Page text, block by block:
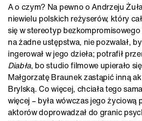
A o czym? Na pewno o Andrzeju
niewielu polskich reżyserów, który
się w stereotyp bezkompromisowego
na żadne ustępstwa, nie pozwalał,
ingerował w jego dzieła; potrafił
Diabła, bo studio filmowe upierało
Małgorzatę Braunek zastąpić inną
Brylską. Co więcej, chciała tego
więcej – była wówczas jego życiową
aktorów doprowadzał do granic